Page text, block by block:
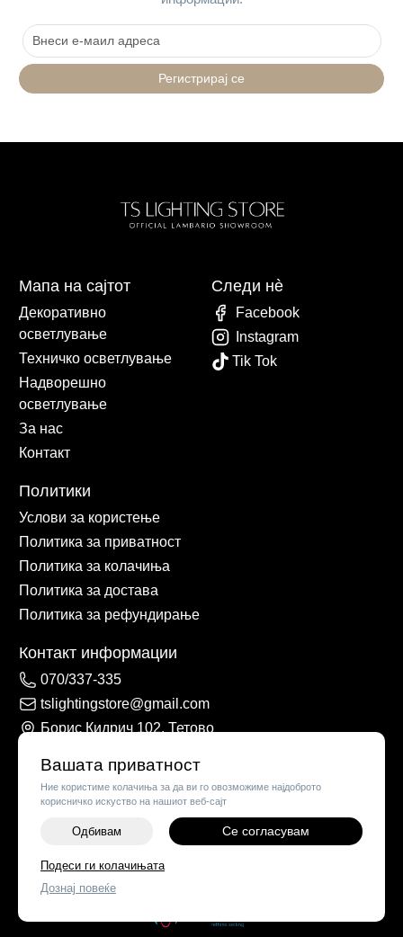
Вашата приватност
Ние користиме колачиња за да ви го овозможиме најдоброто
корисничко искуство на нашиот веб-сајт
Одбивам Се согласувам
Подеси ги колачињата
Дознај повеќе
Регистрирај се
Мапа на сајтот
Декоративно
осветлување
Техничко осветлување
Надворешно
осветлување
За нас
Контакт
Политики
Услови за користење
Политика за приватност
Политика за колачиња
Политика за достава
Политика за рефундирање
Контакт информации
070/337-335
tslightingstore@gmail.com
Борис Кидрич 102, Тетово
Следи нè
Facebook
Instagram
Tik Tok
©2026
Поставки за колачиња